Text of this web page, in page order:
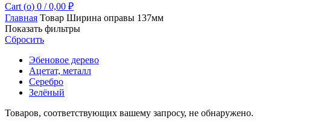
Cart (o) 0 / 0,00 ₽
Главная Товар Ширина оправы 137мм
Показать фильтры
Сбросить
Эбеновое дерево
Ацетат, металл
Серебро
Зелёный
Товаров, соответствующих вашему запросу, не обнаружено.